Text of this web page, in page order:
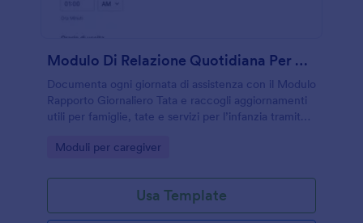
Modulo Di Relazione Quotidiana Per Babysitter
Documenta ogni giornata di assistenza con il Modulo
Rapporto Giornaliero Tata e raccogli aggiornamenti
utili per famiglie, tate e servizi per l’infanzia tramite
Go to Category:
Moduli per caregiver
Usa Template